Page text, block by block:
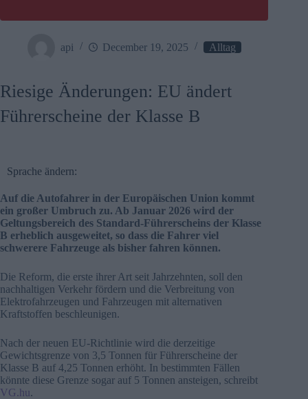
api December 19, 2025 Alltag
Riesige Änderungen: EU ändert
Führerscheine der Klasse B
Sprache ändern:
Auf die Autofahrer in der Europäischen Union kommt
ein großer Umbruch zu. Ab Januar 2026 wird der
Geltungsbereich des Standard-Führerscheins der Klasse
B erheblich ausgeweitet, so dass die Fahrer viel
schwerere Fahrzeuge als bisher fahren können.
Die Reform, die erste ihrer Art seit Jahrzehnten, soll den
nachhaltigen Verkehr fördern und die Verbreitung von
Elektrofahrzeugen und Fahrzeugen mit alternativen
Kraftstoffen beschleunigen.
Nach der neuen EU-Richtlinie wird die derzeitige
Gewichtsgrenze von 3,5 Tonnen für Führerscheine der
Klasse B auf 4,25 Tonnen erhöht. In bestimmten Fällen
könnte diese Grenze sogar auf 5 Tonnen ansteigen, schreibt
VG.hu.